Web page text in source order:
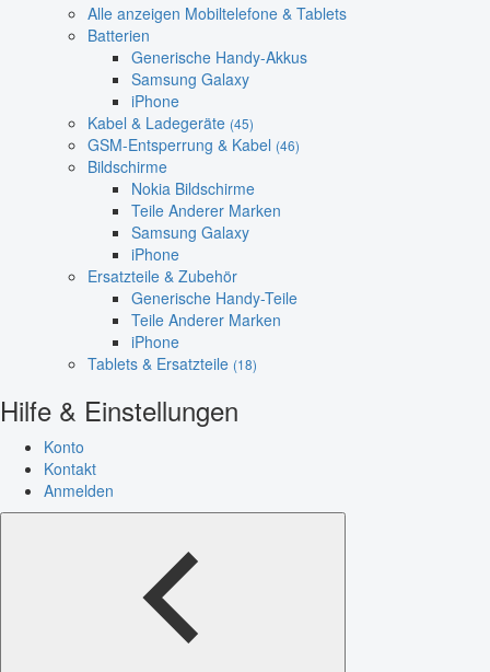
Alle anzeigen Mobiltelefone & Tablets
Batterien
Generische Handy-Akkus
Samsung Galaxy
iPhone
Kabel & Ladegeräte (45)
GSM-Entsperrung & Kabel (46)
Bildschirme
Nokia Bildschirme
Teile Anderer Marken
Samsung Galaxy
iPhone
Ersatzteile & Zubehör
Generische Handy-Teile
Teile Anderer Marken
iPhone
Tablets & Ersatzteile (18)
Hilfe & Einstellungen
Konto
Kontakt
Anmelden